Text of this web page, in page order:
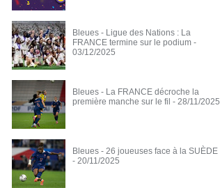
Bleues - Ligue des Nations : La
FRANCE termine sur le podium -
03/12/2025
Bleues - La FRANCE décroche la
première manche sur le fil - 28/11/2025
Bleues - 26 joueuses face à la SUÈDE
- 20/11/2025